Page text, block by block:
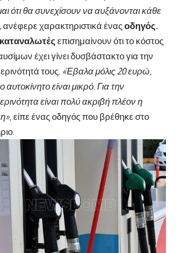
ότι θα συνεχίσουν να αυξάνονται κάθε
ανέφερε χαρακτηριστικά έναςοδηγός.
καταναλωτές επισημαίνουν ότι το κόστος
έχει γίνει δυσβάστακτο για την
τους. «Έβαλα μόλις 20 ευρώ,
αυτοκίνητο είναι μικρό. Για την
είναι πολύ ακριβή πλέον η
, είπε ένας οδηγός που βρέθηκε στο